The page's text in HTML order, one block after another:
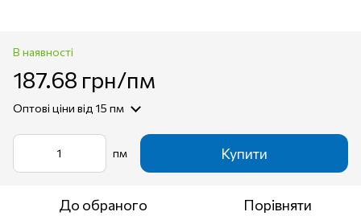
В наявності
187.68 грн/пм
Оптові ціни від 15 пм
пм Купити
До обраного Порівняти